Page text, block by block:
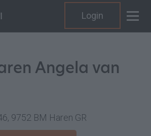
Login
Angela van
9752 BM Haren GR